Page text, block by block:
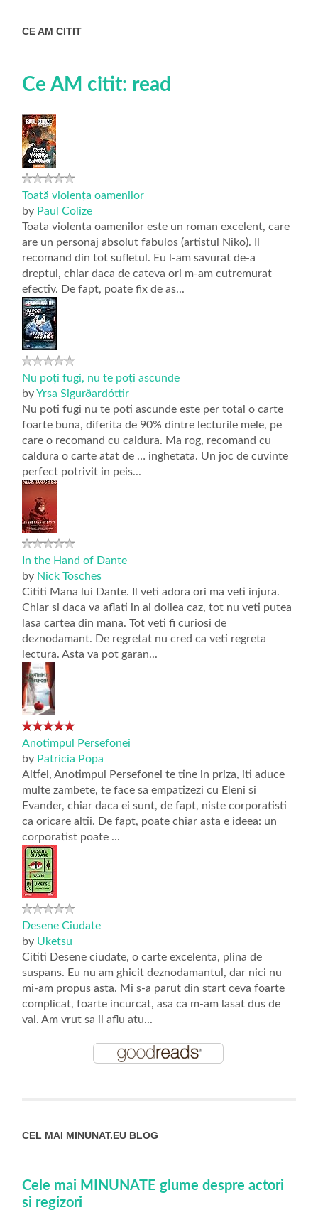
CE AM CITIT
Ce AM citit: read
Toată violența oamenilor
by Paul Colize
Toata violenta oamenilor este un roman excelent, care
are un personaj absolut fabulos (artistul Niko). Il
recomand din tot sufletul. Eu l-am savurat de-a
dreptul, chiar daca de cateva ori m-am cutremurat
efectiv. De fapt, poate fix de as...
Nu poți fugi, nu te poți ascunde
byYrsa Sigurðardóttir
Nu poti fugi nu te poti ascunde este per total o carte
foarte buna, diferita de 90% dintre lecturile mele, pe
care o recomand cu caldura. Ma rog, recomand cu
caldura o carte atat de … inghetata. Un joc de cuvinte
perfect potrivit in peis...
In the Hand of Dante
by Nick Tosches
Cititi Mana lui Dante. Il veti adora ori ma veti injura.
Chiar si daca va aflati in al doilea caz, tot nu veti putea
lasa cartea din mana. Tot veti fi curiosi de
deznodamant. De regretat nu cred ca veti regreta
lectura. Asta va pot garan...
Anotimpul Persefonei
by Patricia Popa
Altfel, Anotimpul Persefonei te tine in priza, iti aduce
multe zambete, te face sa empatizezi cu Eleni si
Evander, chiar daca ei sunt, de fapt, niste corporatisti
ca oricare altii. De fapt, poate chiar asta e ideea: un
corporatist poate ...
Desene Ciudate
by Uketsu
Cititi Desene ciudate, o carte excelenta, plina de
suspans. Eu nu am ghicit deznodamantul, dar nici nu
mi-am propus asta. Mi s-a parut din start ceva foarte
complicat, foarte incurcat, asa ca m-am lasat dus de
val. Am vrut sa il aflu atu...
CEL MAI MINUNAT.EU BLOG
Cele mai MINUNATE glume despre actori
si regizori